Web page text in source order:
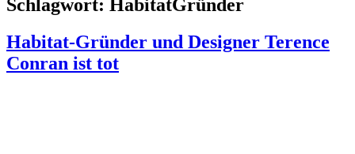
Schlagwort: HabitatGründer
Habitat-Gründer und Designer Terence
Conran ist tot